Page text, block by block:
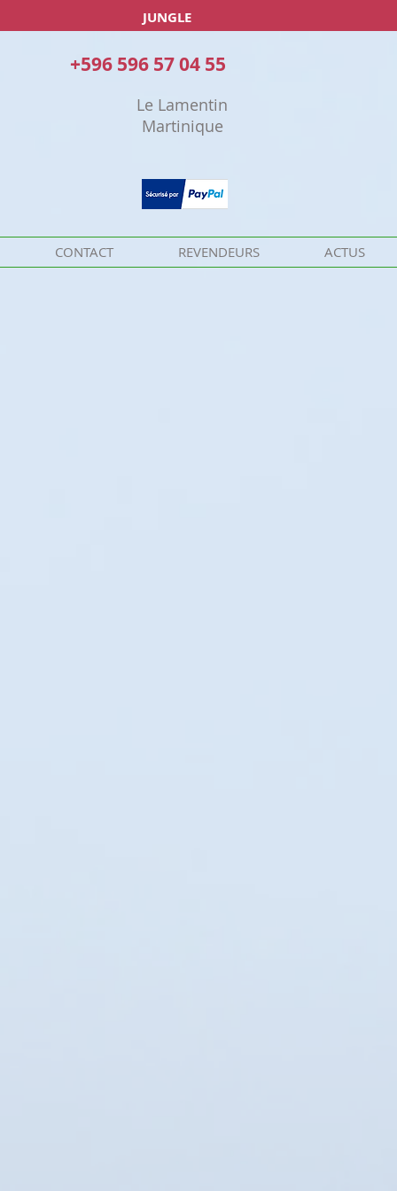
JUNGLE
Le Lamentin
Martinique
+596 596 57 04 55
CONTACT REVENDEURS ACTUS